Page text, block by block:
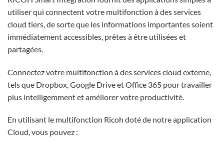
utiliser qui connectent votre multifonction à des services
cloud tiers, de sorte que les informations importantes soient
immédiatement accessibles, prêtes à être utilisées et
partagées.
Connectez votre multifonction à des services cloud externe,
tels que Dropbox, Google Drive et Office 365 pour travailler
plus intelligemment et améliorer votre productivité.
En utilisant le multifonction Ricoh doté de notre application
Cloud, vous pouvez :